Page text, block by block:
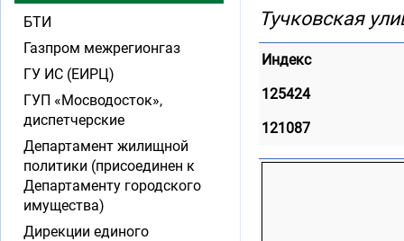
Тучковская
Индекс
125424
121087
БТИ
Газпром межрегионгаз
ГУ ИС (ЕИРЦ)
ГУП «Мосводосток»,
диспетчерские
Департамент жилищной
политики (присоединен к
Департаменту городского
имущества)
Дирекции единого